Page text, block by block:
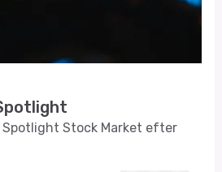
Stock Market efter